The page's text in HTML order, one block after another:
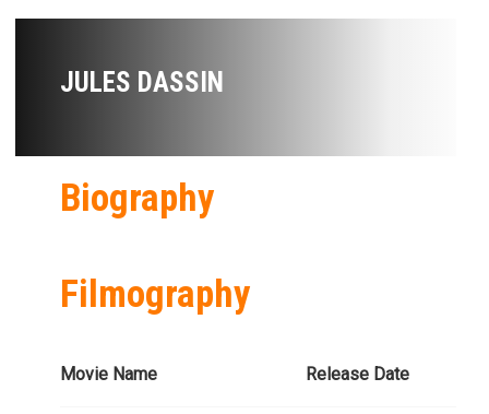
JULES DASSIN
Biography
Filmography
Movie Name Release Date